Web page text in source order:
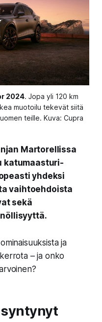
2024. Jopa yli 120 km
muotoilu tekevät siitä
teille. Kuva: Cupra
Martorellissa
katumaasturi-
yhdeksi
vaihtoehdoista
sekä
ja
– ja onko
syntynyt